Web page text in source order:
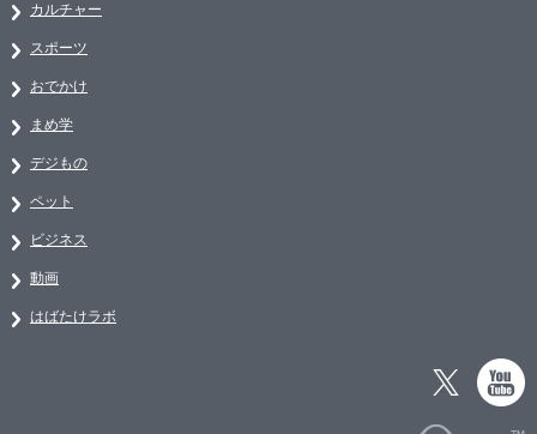
カルチャー
スポーツ
おでかけ
まめ学
デジもの
ペット
ビジネス
動画
はばたけラボ